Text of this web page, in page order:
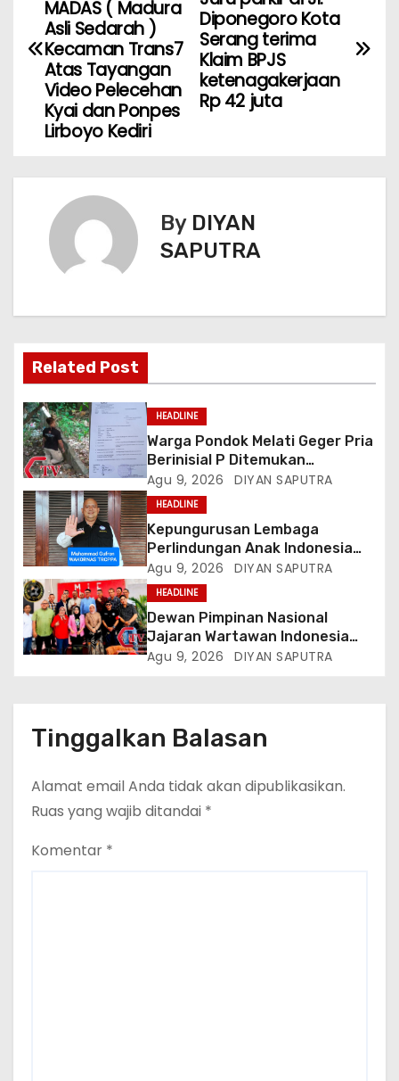
Diponegoro Kota
Serang terima
Klaim BPJS
ketenagakerjaan
Rp 42 juta
MADAS ( Madura
Asli Sedarah )
Kecaman Trans7
Atas Tayangan
Video Pelecehan
Kyai dan Ponpes
Lirboyo Kediri
By DIYAN
SAPUTRA
Related Post
HEADLINE
Warga Pondok Melati Geger Pria
Berinisial P Ditemukan
Meninggal Diduga Akibat
Tekanan Hutang
Agu 9, 2026 DIYAN SAPUTRA
HEADLINE
Kepungurusan Lembaga
Perlindungan Anak Indonesia
(LPAI) Periode 2026-2031
Terbentuk, Wakil Kordinator
Nasional Tim Reaksi Cepat
Perlindungan Perempuan Anak
(Wakornas TRCPPA) Muhammad
Gufron Mengapresiasi Dan Beri
Agu 9, 2026 DIYAN SAPUTRA
HEADLINE
Dewan Pimpinan Nasional
Jajaran Wartawan Indonesia
(DPN-JWI) Menggelar Rapat
Agu 9, 2026 DIYAN SAPUTRA
Tinggalkan Balasan
Alamat email Anda tidak akan dipublikasikan.
Ruas yang wajib ditandai *
Komentar *